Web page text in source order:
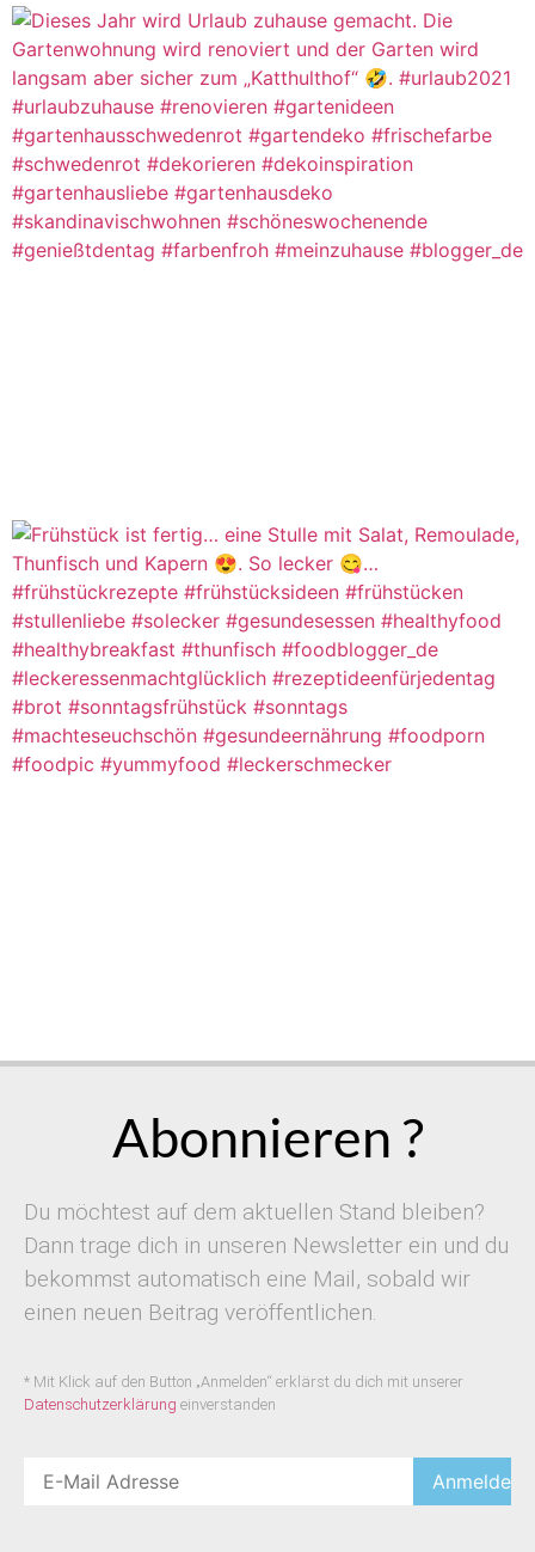
Abonnieren ?
Du möchtest auf dem aktuellen Stand bleiben?
Dann trage dich in unseren Newsletter ein und du
bekommst automatisch eine Mail, sobald wir
einen neuen Beitrag veröffentlichen.
* Mit Klick auf den Button „Anmelden“ erklärst du dich mit unserer
Datenschutzerklärung einverstanden